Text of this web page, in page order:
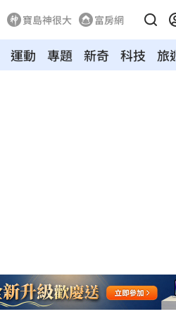
寶島神很大 富房網
運動 專題 新奇 科技 旅遊